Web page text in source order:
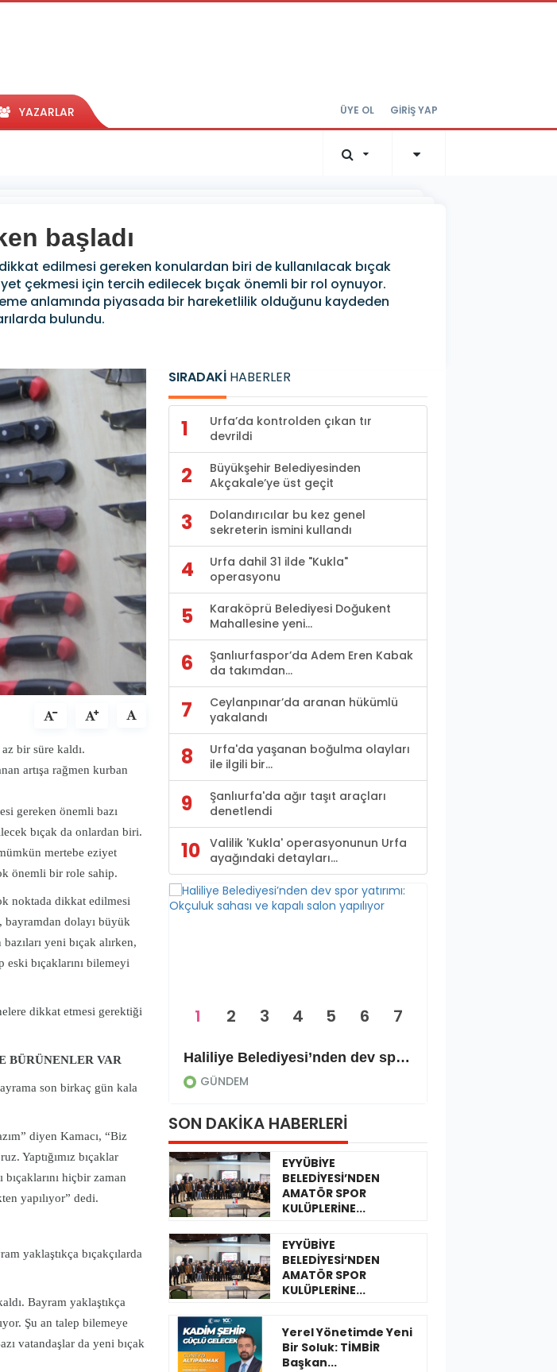
YAZARLAR ÜYE OL GİRİŞ YAP
başladı
edilmesi gereken konulardan biri de kullanılacak bıçak
çekmesi için tercih edilecek bıçak önemli bir rol oynuyor.
anlamında piyasada bir hareketlilik olduğunu kaydeden
bulundu.
bir süre kaldı.
artışa rağmen kurban
gereken önemli bazı
bıçak da onlardan biri.
mertebe eziyet
önemli bir role sahip.
noktada dikkat edilmesi
bayramdan dolayı büyük
yeni bıçak alırken,
eski bıçaklarını bilemeyi
dikkat etmesi gerektiği
VAR
son birkaç gün kala
diyen Kamacı, “Biz
Yaptığımız bıçaklar
hiçbir zaman
yapılıyor” dedi.
yaklaştıkça bıçakçılarda
Bayram yaklaştıkça
Şu an talep bilemeye
vatandaşlar da yeni bıçak
SIRADAKİ HABERLER
1
Urfa’da kontrolden çıkan tır
devrildi
2
Büyükşehir Belediyesinden
Akçakale’ye üst geçit
3
Dolandırıcılar bu kez genel
sekreterin ismini kullandı
4
Urfa dahil 31 ilde "Kukla"
operasyonu
5
Karaköprü Belediyesi Doğukent
Mahallesine yeni...
6
Şanlıurfaspor’da Adem Eren Kabak
da takımdan...
7
Ceylanpınar’da aranan hükümlü
yakalandı
8
Urfa'da yaşanan boğulma olayları
ile ilgili bir...
9
Şanlıurfa'da ağır taşıt araçları
denetlendi
10 Valilik 'Kukla' operasyonunun Urfa
ayağındaki detayları...
Haliliye Belediyesi’nden dev spor yatırımı: Okçuluk sahası ve kapalı salon yapılıyor
GÜNDEM
1 2 3 4 5 6 7
SON DAKİKA HABERLERİ
EYYÜBİYE
BELEDİYESİ’NDEN
AMATÖR SPOR
KULÜPLERİNE...
EYYÜBİYE
BELEDİYESİ’NDEN
AMATÖR SPOR
KULÜPLERİNE...
Yerel Yönetimde Yeni
Bir Soluk: TİMBİR
Başkan...